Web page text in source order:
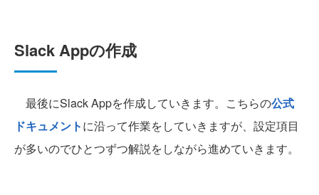
Slack Appの作成
最後にSlack Appを作成していきます。こちらの公式
ドキュメントに沿って作業をしていきますが、設定項目
が多いのでひとつずつ解説をしながら進めていきます。